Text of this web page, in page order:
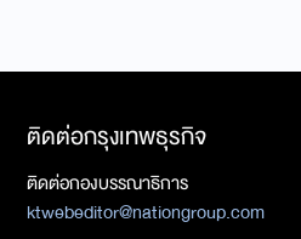
ติดต่อกรุงเทพธุรกิจ
ติดต่อกองบรรณาธิการ
ktwebeditor@nationgroup.com